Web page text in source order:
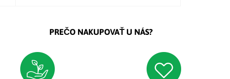
PREČO NAKUPOVAŤ U NÁS?